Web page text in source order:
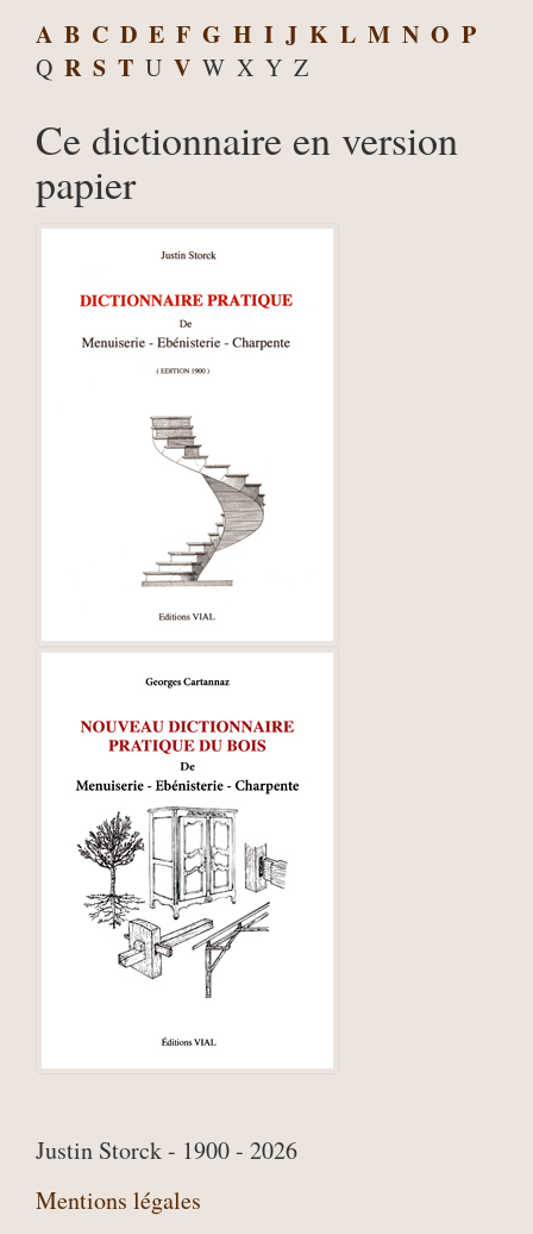
A B C D E F G H I J K L M N O P
Q R S T U V W X Y Z
Ce dictionnaire en version
papier
Justin Storck - 1900 - 2026
Mentions légales